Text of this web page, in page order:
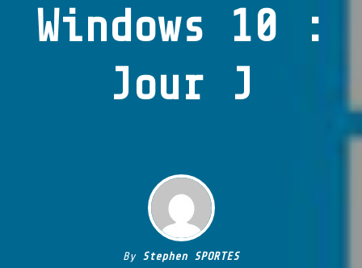
Windows 10 :
Jour J
By Stephen SPORTES